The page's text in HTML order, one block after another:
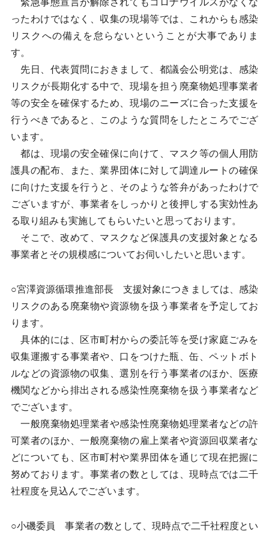
緊急事態宣言が解除されてもコロナウイルスがなくな
ったわけではなく、収集の現場等では、これからも感染
リスクへの備えを怠らないということが大事でありま
す。
先日、代表質問におきまして、都議会公明党は、感染
リスクが長期化する中で、現場を担う廃棄物処理事業者
等の安全を確保するため、現場のニーズに合った支援を
行うべきであると、このような質問をしたところでござ
います。
都は、現場の安全確保に向けて、マスク等の個人用防
護具の配布、また、業界団体に対して調達ルートの確保
に向けた支援を行うと、そのような答弁があったわけで
ございますが、事業者をしっかりと後押しする実効性あ
る取り組みも実施してもらいたいと思っております。
そこで、改めて、マスクなど保護具の支援対象となる
事業者とその規模感についてお伺いしたいと思います。
○宮澤資源循環推進部長 支援対象につきましては、感染
リスクのある廃棄物や資源物を扱う事業者を予定してお
ります。
具体的には、区市町村からの委託等を受け家庭ごみを
収集運搬する事業者や、口をつけた瓶、缶、ペットボト
ルなどの資源物の収集、選別を行う事業者のほか、医療
機関などから排出される感染性廃棄物を扱う事業者など
でございます。
一般廃棄物処理業者や感染性廃棄物処理業者などの許
可業者のほか、一般廃棄物の雇上業者や資源回収業者な
どについても、区市町村や業界団体を通じて現在把握に
努めております。事業者の数としては、現時点では二千
社程度を見込んでございます。
○小磯委員 事業者の数として、現時点で二千社程度とい